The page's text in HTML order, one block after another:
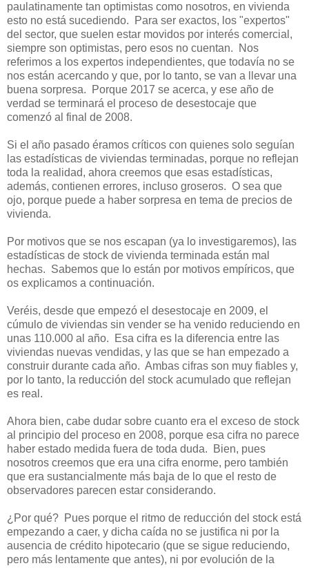
paulatinamente tan optimistas como nosotros, en vivienda
esto no está sucediendo. Para ser exactos, los "expertos"
del sector, que suelen estar movidos por interés comercial,
siempre son optimistas, pero esos no cuentan. Nos
referimos a los expertos independientes, que todavía no se
nos están acercando y que, por lo tanto, se van a llevar una
buena sorpresa. Porque 2017 se acerca, y ese año de
verdad se terminará el proceso de desestocaje que
comenzó al final de 2008.
Si el año pasado éramos críticos con quienes solo seguían
las estadísticas de viviendas terminadas, porque no reflejan
toda la realidad, ahora creemos que esas estadísticas,
además, contienen errores, incluso groseros. O sea que
ojo, porque puede a haber sorpresa en tema de precios de
vivienda.
Por motivos que se nos escapan (ya lo investigaremos), las
estadísticas de stock de vivienda terminada están mal
hechas. Sabemos que lo están por motivos empíricos, que
os explicamos a continuación.
Veréis, desde que empezó el desestocaje en 2009, el
cúmulo de viviendas sin vender se ha venido reduciendo en
unas 110.000 al año. Esa cifra es la diferencia entre las
viviendas nuevas vendidas, y las que se han empezado a
construir durante cada año. Ambas cifras son muy fiables y,
por lo tanto, la reducción del stock acumulado que reflejan
es real.
Ahora bien, cabe dudar sobre cuanto era el exceso de stock
al principio del proceso en 2008, porque esa cifra no parece
haber estado medida fuera de toda duda. Bien, pues
nosotros creemos que era una cifra enorme, pero también
que era sustancialmente más baja de lo que el resto de
observadores parecen estar considerando.
¿Por qué? Pues porque el ritmo de reducción del stock está
empezando a caer, y dicha caída no se justifica ni por la
ausencia de crédito hipotecario (que se sigue reduciendo,
pero más lentamente que antes), ni por evolución de la